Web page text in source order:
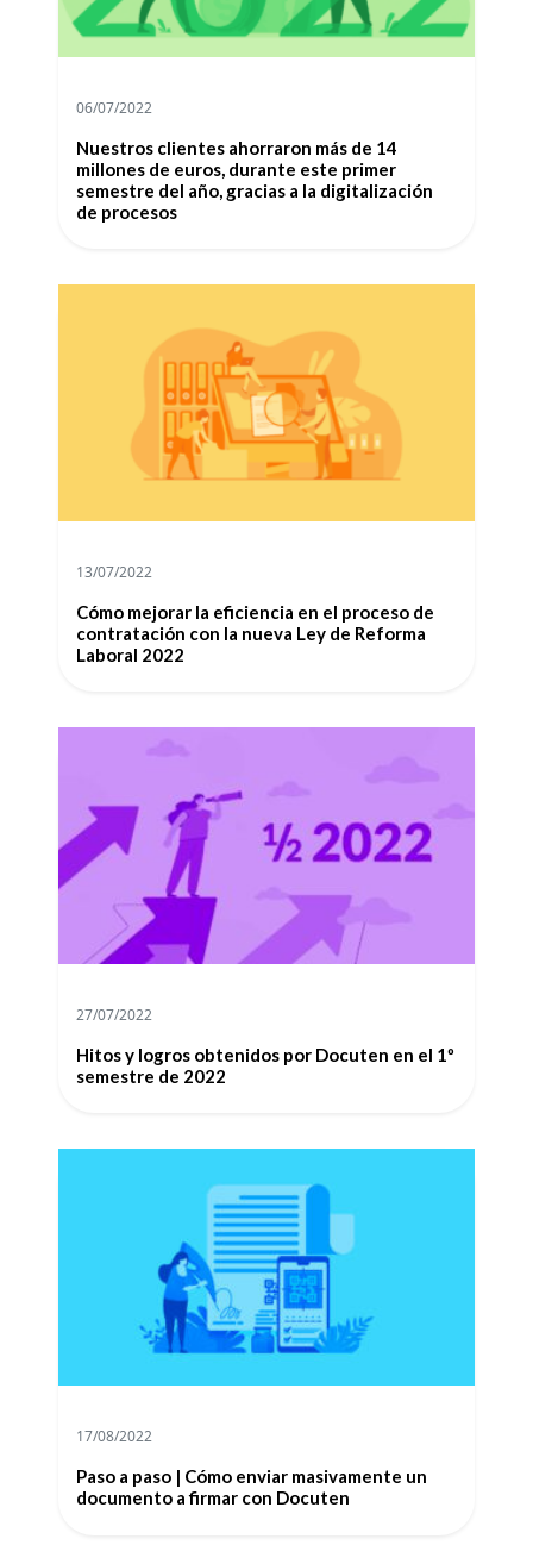
06/07/2022
Nuestros clientes ahorraron más de 14
millones de euros, durante este primer
semestre del año, gracias a la digitalización
de procesos
13/07/2022
Cómo mejorar la eficiencia en el proceso de
contratación con la nueva Ley de Reforma
Laboral 2022
27/07/2022
Hitos y logros obtenidos por Docuten en el 1º
semestre de 2022
17/08/2022
Paso a paso | Cómo enviar masivamente un
documento a firmar con Docuten